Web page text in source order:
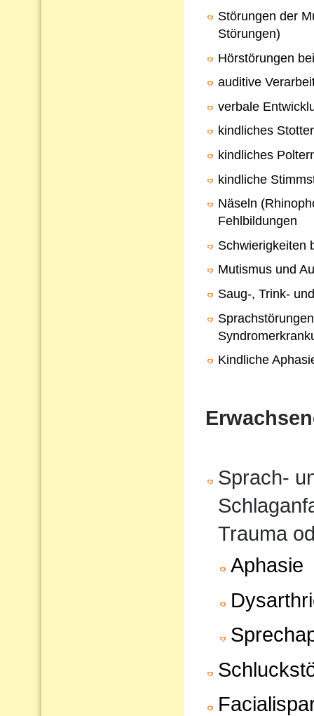
Störungen der
Störungen)
Hörstörungen
auditive
verbale
kindliches
kindliches
kindliche
Näseln
Fehlbildungen
Schwierigkeiten
Mutismus und
Saug-, Trink-
Kindliche
Sprach-
Trauma
Aphasie